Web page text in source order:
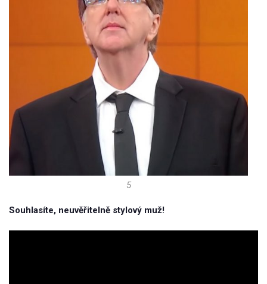
5
Souhlasíte, neuvěřitelně stylový muž!